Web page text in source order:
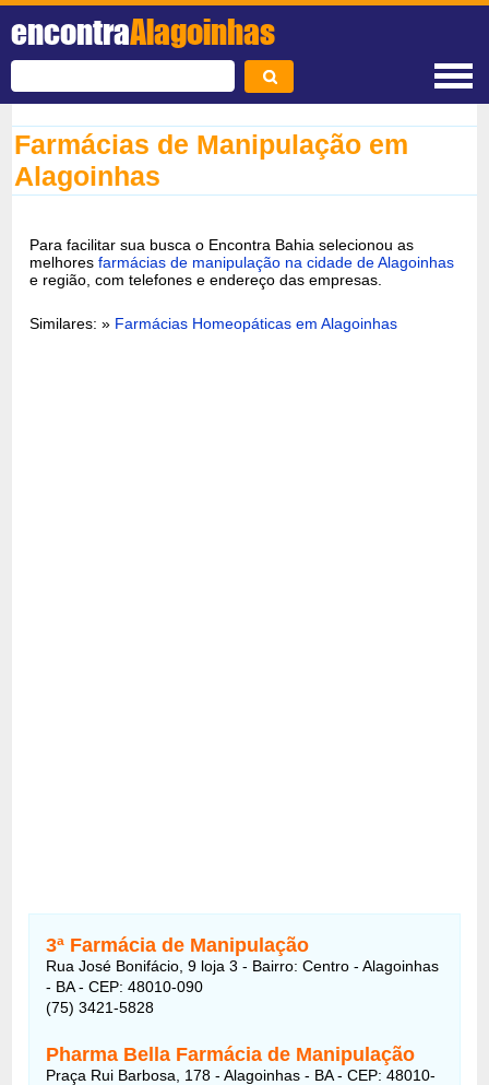
encontraAlagoinhas
Farmácias de Manipulação em
Alagoinhas
Para facilitar sua busca o Encontra Bahia selecionou as
melhoresfarmácias de manipulação na cidade de Alagoinhas
e região, com telefones e endereço das empresas.
Similares: » Farmácias Homeopáticas em Alagoinhas
3ª Farmácia de Manipulação
Rua José Bonifácio, 9 loja 3 - Bairro: Centro - Alagoinhas
- BA - CEP: 48010-090
(75) 3421-5828
Pharma Bella Farmácia de Manipulação
Praça Rui Barbosa, 178 - Alagoinhas - BA - CEP: 48010-